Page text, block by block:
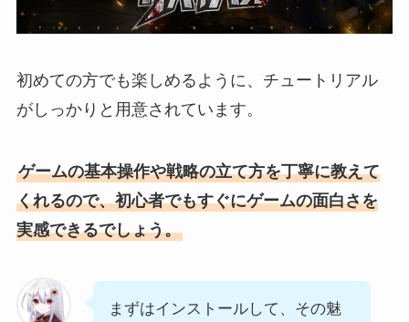
初めての方でも楽しめるように、チュートリアル
がしっかりと用意されています。
ゲームの基本操作や戦略の立て方を丁寧に教えて
くれるので、初心者でもすぐにゲームの面白さを
実感できるでしょう。
まずはインストールして、その魅